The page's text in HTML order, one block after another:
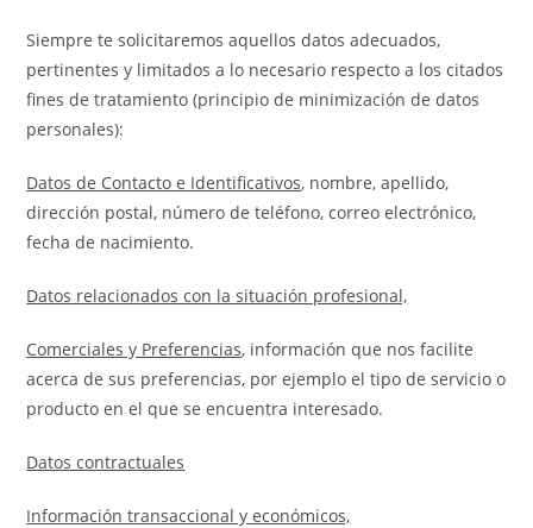
Siempre te solicitaremos aquellos datos adecuados,
pertinentes y limitados a lo necesario respecto a los citados
fines de tratamiento (principio de minimización de datos
personales):
Datos de Contacto e Identificativos, nombre, apellido,
dirección postal, número de teléfono, correo electrónico,
fecha de nacimiento.
Datos relacionados con la situación profesional,
Comerciales y Preferencias, información que nos facilite
acerca de sus preferencias, por ejemplo el tipo de servicio o
producto en el que se encuentra interesado.
Datos contractuales
Información transaccional y económicos,